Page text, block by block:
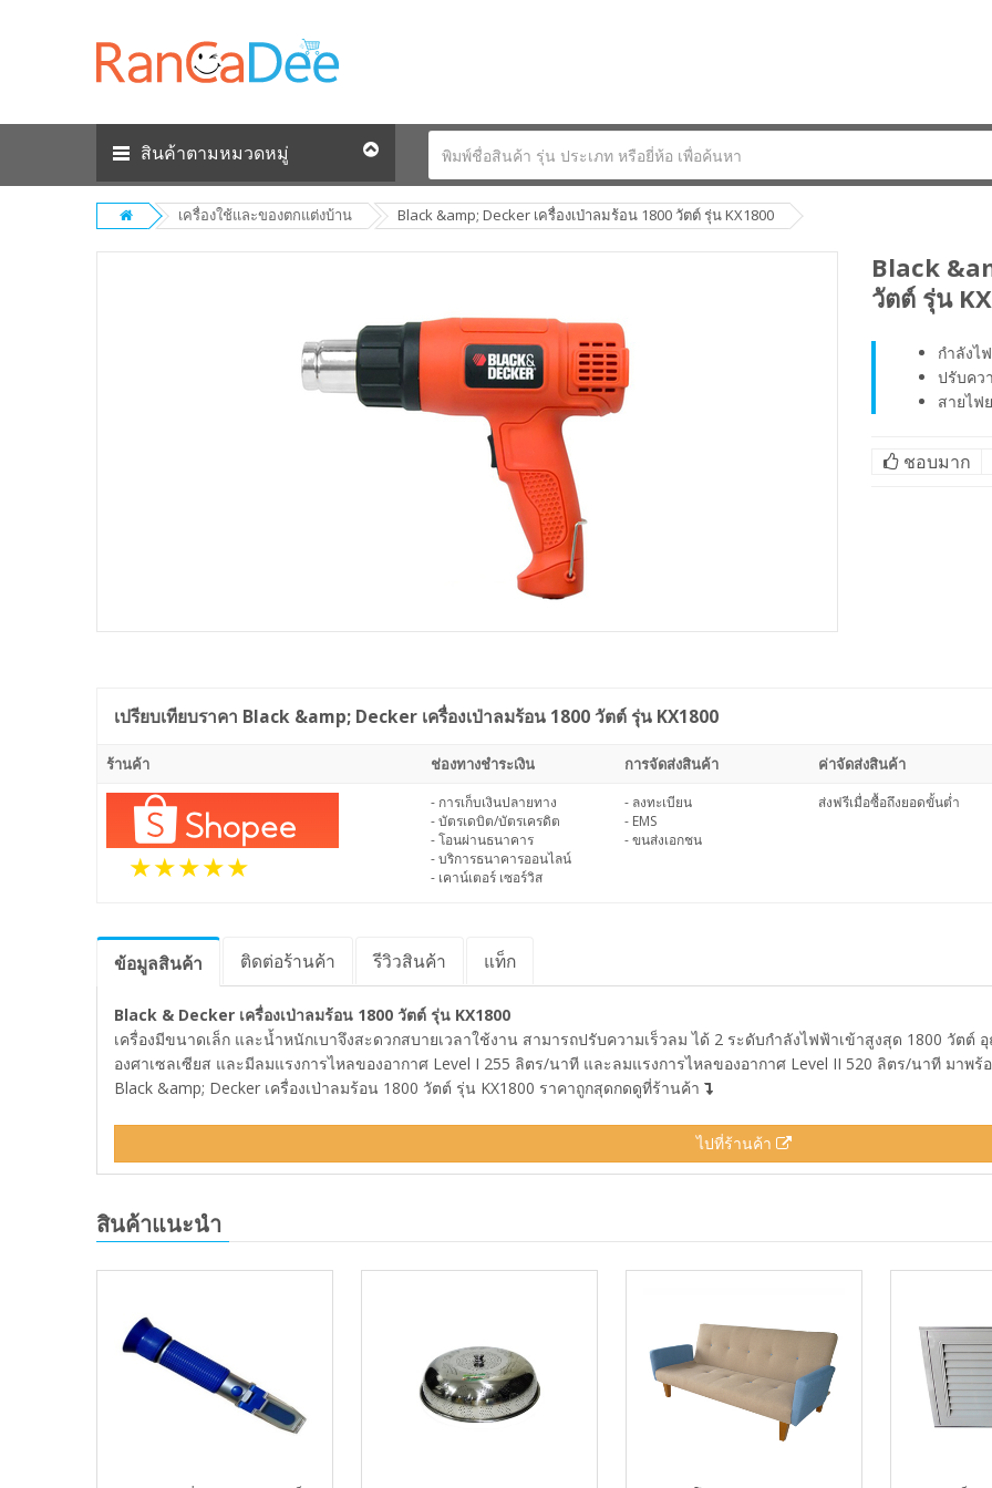
สินค้าตามหมวดหมู่
เครื่องใช้และของตกแต่งบ้าน Black &amp; Decker เครื่องเป่าลมร้อน 1800 วัตต์ รุ่น KX1800
Black
วัตต์ รุ่น
กำลังไ
ปรับคว
สายไฟ
ชอบมาก
เปรียบเทียบราคา Black &amp; Decker เครื่องเป่าลมร้อน 1800 วัตต์ รุ่น KX1800
ร้านค้า ช่องทางชำระเงิน การจัดส่งสินค้า ค่าจัดส่งสินค้า
- การเก็บเงินปลายทาง
- บัตรเดบิต/บัตรเครดิต
- โอนผ่านธนาคาร
- บริการธนาคารออนไลน์
- เคาน์เตอร์ เซอร์วิส
- ลงทะเบียน
- EMS
- ขนส่งเอกชน
ส่งฟรีเมื่อซื้อถึงยอดขั้นต่ำ
ข้อมูลสินค้า ติดต่อร้านค้า รีวิวสินค้า แท็ก
Black & Decker เครื่องเป่าลมร้อน 1800 วัตต์ รุ่น KX1800
เครื่องมีขนาดเล็ก และน้ำหนักเบาจึงสะดวกสบายเวลาใช้งาน สามารถปรับความเร็วลม ได้ 2 ระดับกำลังไฟฟ้าเข้าสูงสุด 1800 วัตต์
องศาเซลเซียส และมีลมแรงการไหลของอากาศ Level I 255 ลิตร/นาที และลมแรงการไหลของอากาศ Level II 520 ลิตร/นาที มาพร้
Black &amp; Decker เครื่องเป่าลมร้อน 1800 วัตต์ รุ่น KX1800 ราคาถูกสุดกดดูที่ร้านค้า
ไปที่ร้านค้า
สินค้าแนะนำ